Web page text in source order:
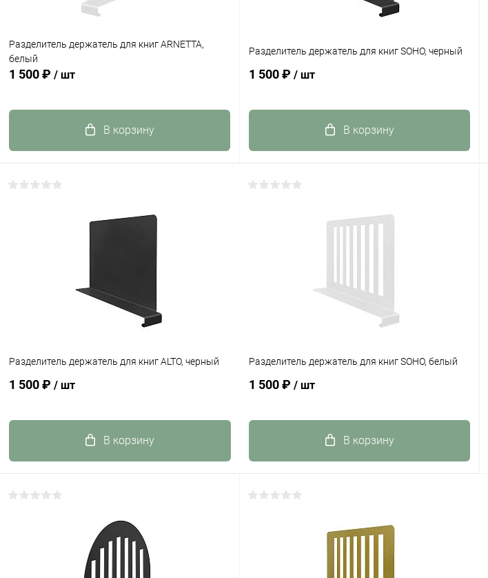
Разделитель держатель для книг ARNETTA,
белый
1 500 ₽ / шт
В корзину
Купить в 1 клик К сравнению
В избранное
Разделитель держатель для книг SOHO, черный
1 500 ₽ / шт
В корзину
Купить в 1 клик К сравнению
В избранное
Разделитель держатель для книг ALTO, черный
1 500 ₽ / шт
В корзину
Купить в 1 клик К сравнению
В избранное
Разделитель держатель для книг SOHO, белый
1 500 ₽ / шт
В корзину
Купить в 1 клик К сравнению
В избранное